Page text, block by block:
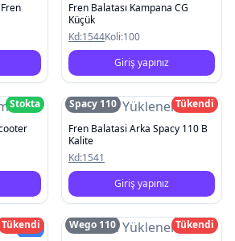
Fren Balatası Kampana CG
Küçük
Kd:1544Koli:100
Giriş yapınız
Stokta
Resim Yüklenemedi
Spacy 110
Tükendi
Fren Balatasi Arka Spacy 110 B
Kalite
Kd:1541
Giriş yapınız
Yeni
Tükendi
Resim Yüklenemedi
Wego 110
Tükendi